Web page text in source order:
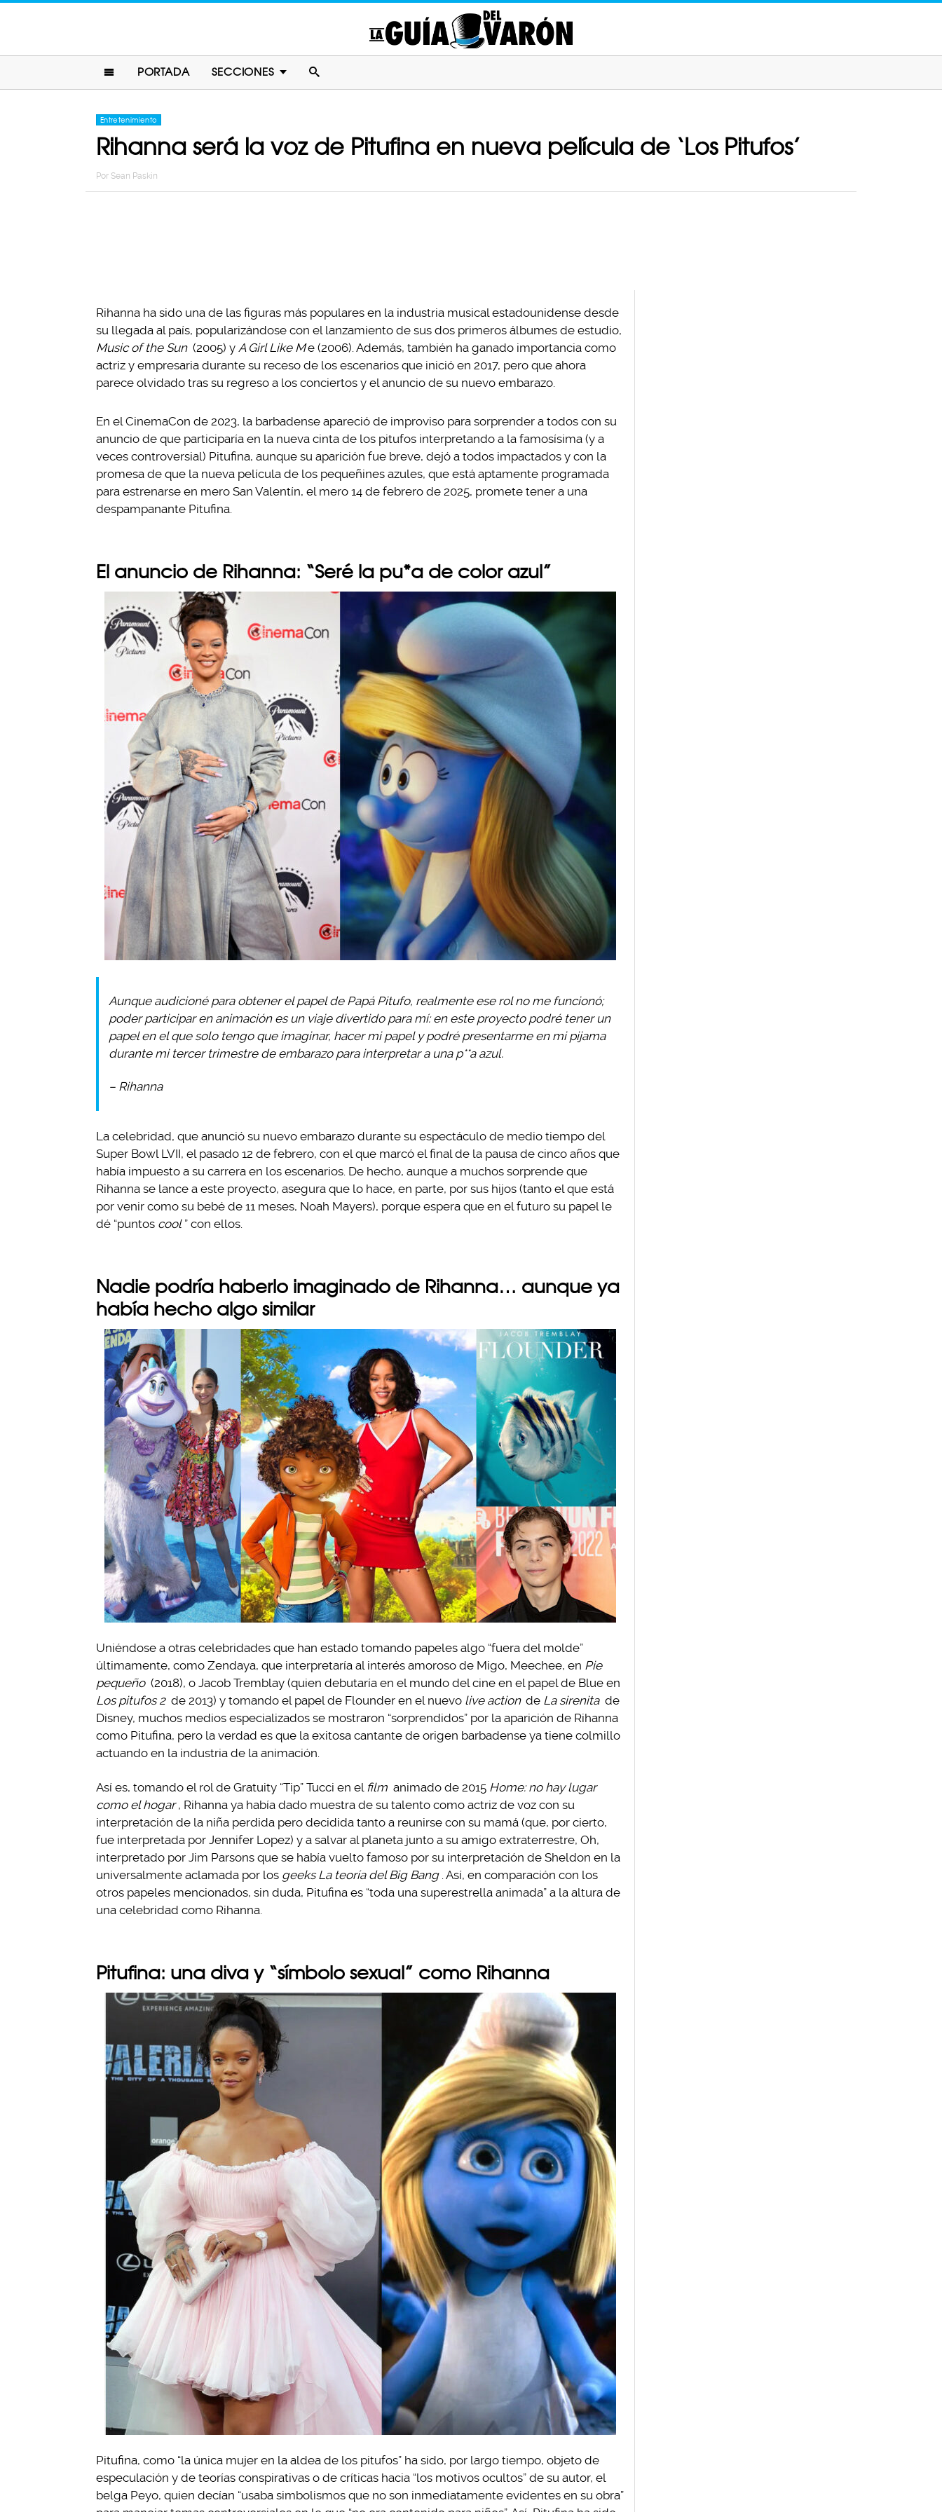
PORTADA SECCIONES
Entretenimiento
Rihanna será la voz de Pitufina en nueva película de ‘Los Pitufos’
Por Sean Paskin
Rihanna ha sido una de las figuras más populares en la industria musical estadounidense desde
su llegada al país, popularizándose con el lanzamiento de sus dos primeros álbumes de estudio,
Music of the Sun (2005) y A Girl Like Me (2006). Además, también ha ganado importancia como
actriz y empresaria durante su receso de los escenarios que inició en 2017, pero que ahora
parece olvidado tras su regreso a los conciertos y el anuncio de su nuevo embarazo.
En el CinemaCon de 2023, la barbadense apareció de improviso para sorprender a todos con su
anuncio de que participaría en la nueva cinta de los pitufos interpretando a la famosísima (y a
veces controversial) Pitufina, aunque su aparición fue breve, dejó a todos impactados y con la
promesa de que la nueva película de los pequeñines azules, que está aptamente programada
para estrenarse en mero San Valentín, el mero 14 de febrero de 2025, promete tener a una
despampanante Pitufina.
El anuncio de Rihanna: “Seré la pu*a de color azul”
Aunque audicioné para obtener el papel de Papá Pitufo, realmente ese rol no me funcionó;
poder participar en animación es un viaje divertido para mí: en este proyecto podré tener un
papel en el que solo tengo que imaginar, hacer mi papel y podré presentarme en mi pijama
durante mi tercer trimestre de embarazo para interpretar a una p**a azul.
– Rihanna
La celebridad, que anunció su nuevo embarazo durante su espectáculo de medio tiempo del
Super Bowl LVII, el pasado 12 de febrero, con el que marcó el final de la pausa de cinco años que
había impuesto a su carrera en los escenarios. De hecho, aunque a muchos sorprende que
Rihanna se lance a este proyecto, asegura que lo hace, en parte, por sus hijos (tanto el que está
por venir como su bebé de 11 meses, Noah Mayers), porque espera que en el futuro su papel le
dé “puntos cool ” con ellos.
Nadie podría haberlo imaginado de Rihanna… aunque ya
había hecho algo similar
Uniéndose a otras celebridades que han estado tomando papeles algo “fuera del molde”
últimamente, como Zendaya, que interpretaría al interés amoroso de Migo, Meechee, en Pie
pequeño (2018), o Jacob Tremblay (quien debutaría en el mundo del cine en el papel de Blue en
Los pitufos 2 de 2013) y tomando el papel de Flounder en el nuevolive action de La sirenita de
Disney, muchos medios especializados se mostraron “sorprendidos” por la aparición de Rihanna
como Pitufina, pero la verdad es que la exitosa cantante de origen barbadense ya tiene colmillo
actuando en la industria de la animación.
Así es, tomando el rol de Gratuity “Tip” Tucci en el film animado de 2015 Home: no hay lugar
como el hogar , Rihanna ya había dado muestra de su talento como actriz de voz con su
interpretación de la niña perdida pero decidida tanto a reunirse con su mamá (que, por cierto,
fue interpretada por Jennifer Lopez) y a salvar al planeta junto a su amigo extraterrestre, Oh,
interpretado por Jim Parsons que se había vuelto famoso por su interpretación de Sheldon en la
universalmente aclamada por los geeks La teoría del Big Bang . Así, en comparación con los
otros papeles mencionados, sin duda, Pitufina es “toda una superestrella animada” a la altura de
una celebridad como Rihanna.
Pitufina: una diva y “símbolo sexual” como Rihanna
Pitufina, como “la única mujer en la aldea de los pitufos” ha sido, por largo tiempo, objeto de
especulación y de teorías conspirativas o de críticas hacia “los motivos ocultos” de su autor, el
belga Peyo, quien decían “usaba simbolismos que no son inmediatamente evidentes en su obra”